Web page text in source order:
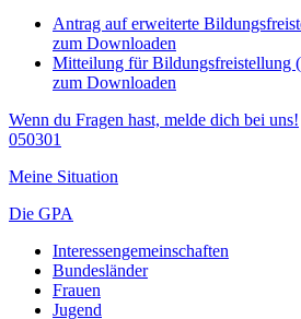
Antrag auf erweiterte
zum Downloaden
Mitteilung für Bildungsfreistellung
zum Downloaden
Wenn du Fragen hast, melde dich bei uns!
050301
Meine Situation
Die GPA
Interessengemeinschaften
Bundesländer
Frauen
Jugend